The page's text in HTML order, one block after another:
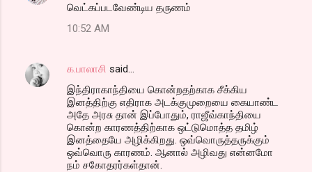
வெட்கப்படவேண்டிய தருணம்
10:52 AM
க.பாலாசி said…
இந்திராகாந்தியை கொன்றதற்காக சீக்கிய
இனத்திற்கு எதிராக அடக்குமுறையை கையாண்ட
அதே அரசு தான் இப்போதும், ராஜீவ்காந்தியை
கொன்ற காரணத்திற்காக ஒட்டுமொத்த தமிழ்
இனத்தையே அழிக்கிறது. ஒவ்வொருத்தருக்கும்
ஒவ்வொரு காரணம். ஆனால் அழிவது என்னமோ
நம் சகோதரர்கள்தான்.